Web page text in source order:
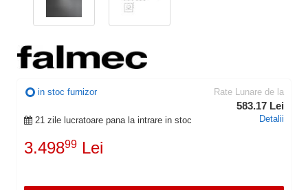
in stoc furnizor
21 zile lucratoare pana la intrare in stoc
3.49899 Lei
Rate Lunare de la
583.17 Lei
Detalii